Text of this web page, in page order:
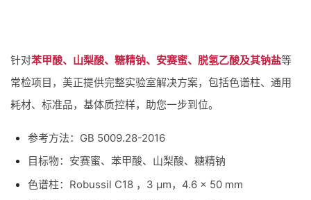
针对苯甲酸、山梨酸、糖精钠、安赛蜜、脱氢乙酸及其钠盐等
常检项目，美正提供完整实验室解决方案，包括色谱柱、通用
耗材、标准品，基体质控样，助您一步到位。
参考方法：GB 5009.28-2016
目标物：安赛蜜、苯甲酸、山梨酸、糖精钠
色谱柱：Robussil C18 ，3 μm，4.6 × 50 mm